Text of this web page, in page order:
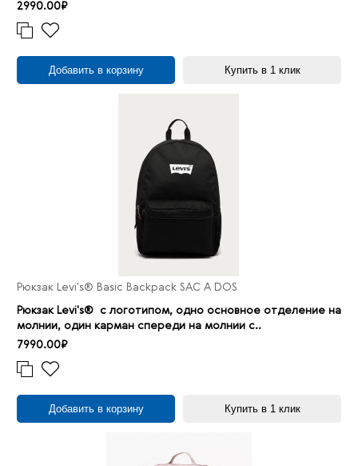
2990.00₽
Добавить в корзину Купить в 1 клик
Рюкзак Levi's® Basic Backpack SAC A DOS
Рюкзак Levi's® с логотипом, одно основное отделение на
молнии, один карман спереди на молнии с..
7990.00₽
Добавить в корзину Купить в 1 клик